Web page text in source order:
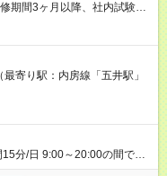
期間3ヶ月以降、社内試験に
時給＋50～100円の昇給あ
本採用時と同じです。
寄り駅：内房線「五井駅」
分/日 9:00～20:00の間で1
務 ※勤務曜日応相談 ☆未経